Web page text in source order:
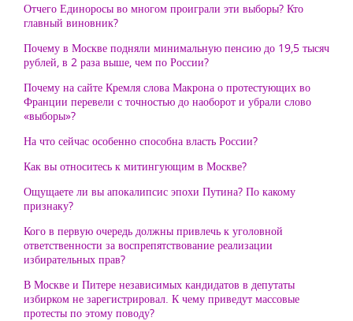
Отчего Единоросы во многом проиграли эти выборы? Кто
главный виновник?
Почему в Москве подняли минимальную пенсию до 19,5 тысяч
рублей, в 2 раза выше, чем по России?
Почему на сайте Кремля слова Макрона о протестующих во
Франции перевели с точностью до наоборот и убрали слово
«выборы»?
На что сейчас особенно способна власть России?
Как вы относитесь к митингующим в Москве?
Ощущаете ли вы апокалипсис эпохи Путина? По какому
признаку?
Кого в первую очередь должны привлечь к уголовной
ответственности за воспрепятствование реализации
избирательных прав?
В Москве и Питере независимых кандидатов в депутаты
избирком не зарегистрировал. К чему приведут массовые
протесты по этому поводу?